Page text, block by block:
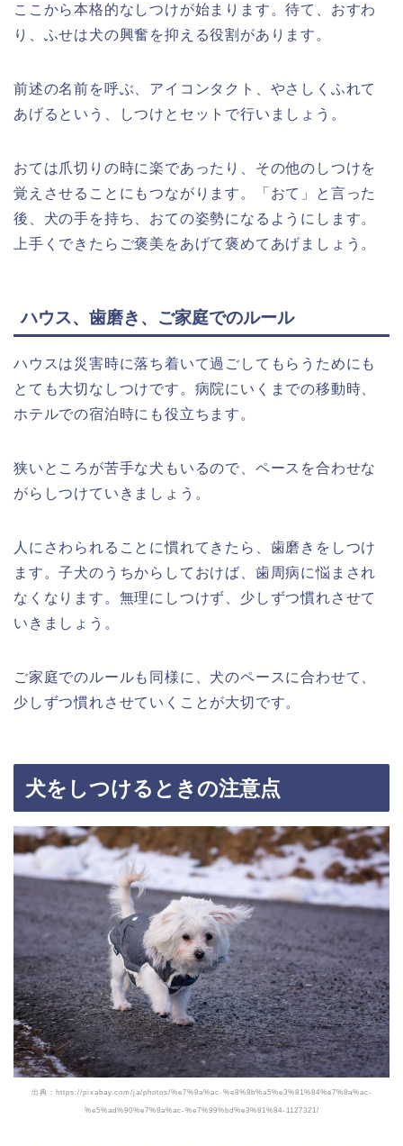
ここから本格的なしつけが始まります。待て、おすわ
り、ふせは犬の興奮を抑える役割があります。
前述の名前を呼ぶ、アイコンタクト、やさしくふれて
あげるという、しつけとセットで行いましょう。
おては爪切りの時に楽であったり、その他のしつけを
覚えさせることにもつながります。「おて」と言った
後、犬の手を持ち、おての姿勢になるようにします。
上手くできたらご褒美をあげて褒めてあげましょう。
ハウス、歯磨き、ご家庭でのルール
ハウスは災害時に落ち着いて過ごしてもらうためにも
とても大切なしつけです。病院にいくまでの移動時、
ホテルでの宿泊時にも役立ちます。
狭いところが苦手な犬もいるので、ペースを合わせな
がらしつけていきましょう。
人にさわられることに慣れてきたら、歯磨きをしつけ
ます。子犬のうちからしておけば、歯周病に悩まされ
なくなります。無理にしつけず、少しずつ慣れさせて
いきましょう。
ご家庭でのルールも同様に、犬のペースに合わせて、
少しずつ慣れさせていくことが大切です。
犬をしつけるときの注意点
出典：https://pixabay.com/ja/photos/%e7%8a%ac-%e8%8b%a5%e3%81%84%e7%8a%ac-
%e5%ad%90%e7%8a%ac-%e7%99%bd%e3%81%84-1127321/